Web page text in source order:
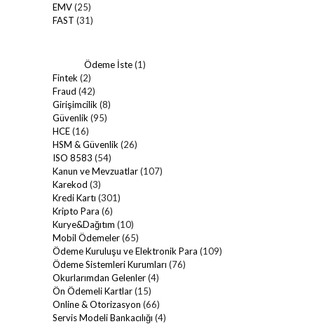
EMV(25)
FAST (31)
Ödeme İste(1)
Fintek (2)
Fraud (42)
Girişimcilik (8)
Güvenlik (95)
HCE(16)
HSM & Güvenlik (26)
ISO 8583 (54)
Kanun ve Mevzuatlar(107)
Karekod (3)
Kredi Kartı (301)
Kripto Para (6)
Kurye&Dağıtım (10)
Mobil Ödemeler(65)
Ödeme Kuruluşu ve Elektronik Para (109)
Ödeme Sistemleri Kurumları (76)
Okurlarımdan Gelenler(4)
Ön Ödemeli Kartlar(15)
Online & Otorizasyon (66)
Servis Modeli Bankacılığı (4)